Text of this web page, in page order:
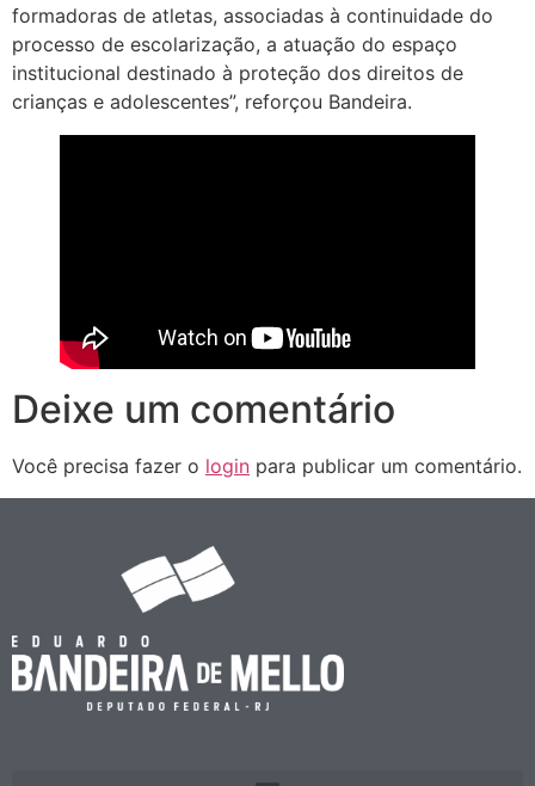
formadoras de atletas, associadas à continuidade do
processo de escolarização, a atuação do espaço
institucional destinado à proteção dos direitos de
crianças e adolescentes”, reforçou Bandeira.
Deixe um comentário
Você precisa fazer o login para publicar um comentário.